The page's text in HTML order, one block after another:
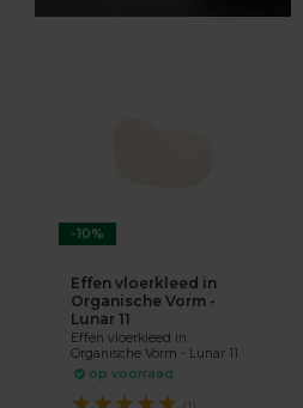
-10%
Effen vloerkleed in
Organische Vorm -
Lunar 11
Effen vloerkleed in
Organische Vorm - Lunar 11
op voorraad